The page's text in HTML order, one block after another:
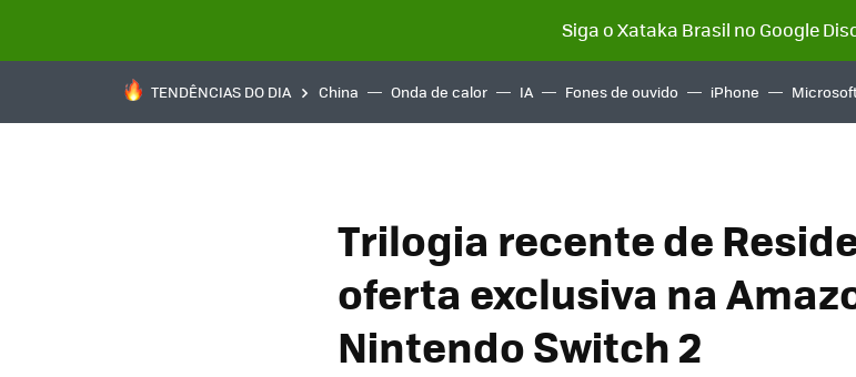
Siga o Xataka Brasil no Google
TENDÊNCIAS DO DIA China Onda de calor IA Fones de ouvido iPhone
Trilogia recente de
oferta exclusiva na
Nintendo Switch 2